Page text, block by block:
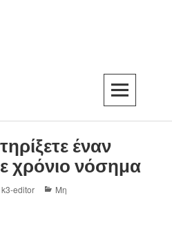
έναν
χρόνιο νόσημα
k3-editor
Μη